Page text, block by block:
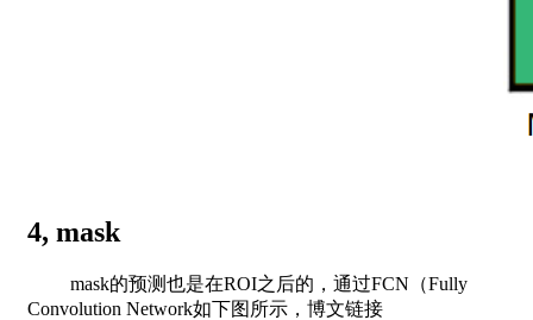
4, mask
mask的预测也是在ROI之后的，通过FCN（Fully
Convolution Network如下图所示，博文链接